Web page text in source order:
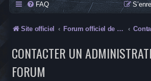
FAQ
Site officiel Forum officiel de la Saga SYN
CONTACTER UN
FORUM